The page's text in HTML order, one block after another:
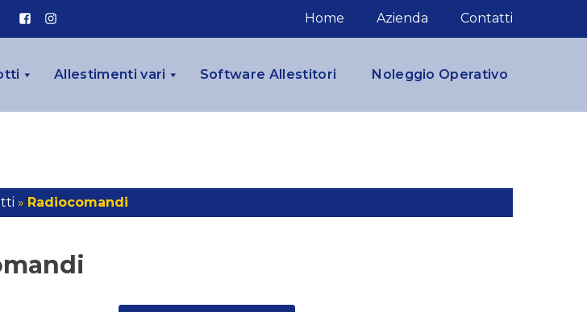
Home Azienda Contatti
Allestimenti vari Software Allestitori Noleggio Operativo
» Radiocomandi